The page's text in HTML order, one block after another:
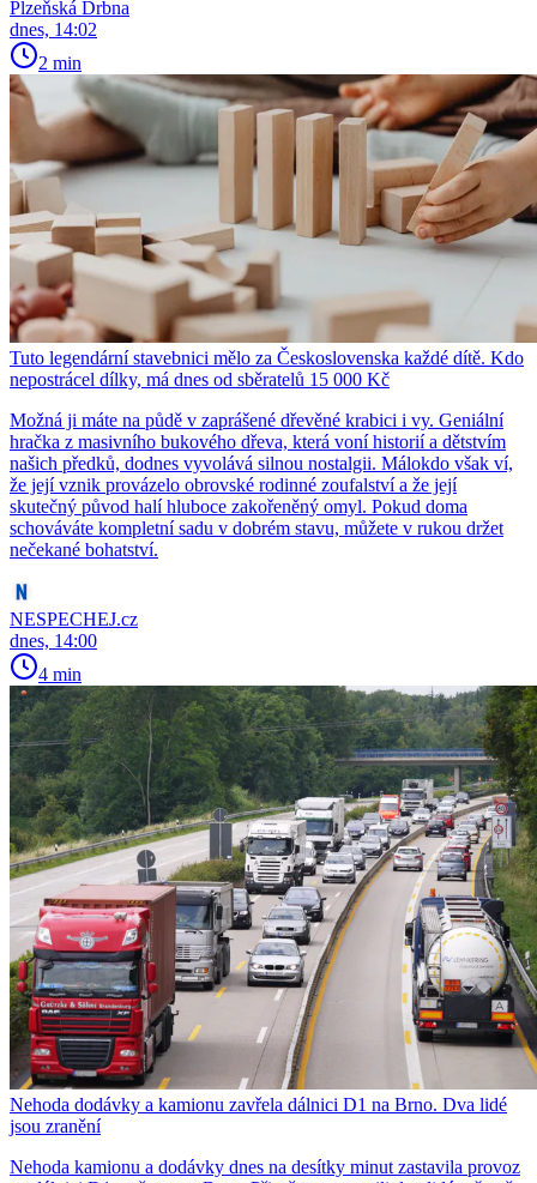
Plzeňská Drbna
dnes, 14:02
2 min
Tuto legendární stavebnici mělo za Československa každé dítě. Kdo
nepostrácel dílky, má dnes od sběratelů 15 000 Kč
Možná ji máte na půdě v zaprášené dřevěné krabici i vy. Geniální
hračka z masivního bukového dřeva, která voní historií a dětstvím
našich předků, dodnes vyvolává silnou nostalgii. Málokdo však ví,
že její vznik provázelo obrovské rodinné zoufalství a že její
skutečný původ halí hluboce zakořeněný omyl. Pokud doma
schováváte kompletní sadu v dobrém stavu, můžete v rukou držet
nečekané bohatství.
NESPECHEJ.cz
dnes, 14:00
4 min
Nehoda dodávky a kamionu zavřela dálnici D1 na Brno. Dva lidé
jsou zranění
Nehoda kamionu a dodávky dnes na desítky minut zastavila provoz